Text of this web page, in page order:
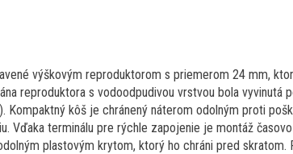
výškovým reproduktorom s priemerom 24 mm,
reproduktora s vodoodpudivou vrstvou bola vyvinutá
kôš je chránený náterom odolným proti
Vďaka terminálu pre rýchle zapojenie je montáž
plastovým krytom, ktorý ho chráni pred skratom.